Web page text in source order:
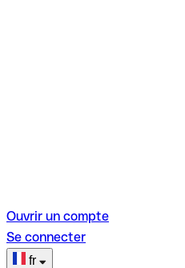
Ouvrir un compte
Se connecter
fr